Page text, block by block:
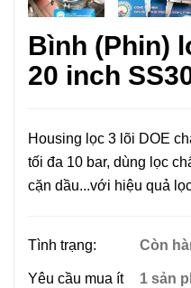
Bình (Phin)
20 inch
Housing lọc 3 lõi DOE
tối đa 10 bar, dùng lọc
cặn dầu...với hiệu quả
Tình trạng: Còn
Yêu cầu mua ít
1 sản